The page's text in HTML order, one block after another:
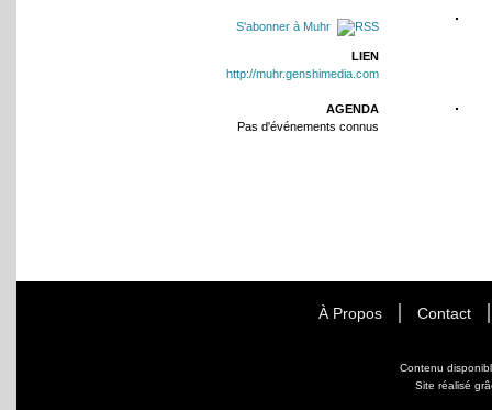
S'abonner à Muhr
LIEN
http://muhr.genshimedia.com
AGENDA
Pas d'événements connus
À Propos Contact
Contenu
Site réalisé